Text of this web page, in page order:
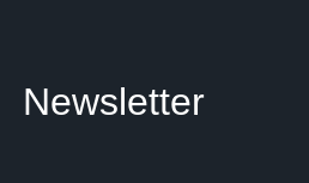
Newsletter